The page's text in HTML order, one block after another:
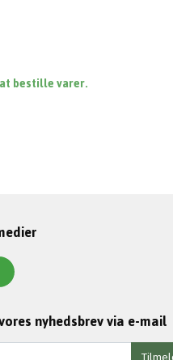
bestille varer.
nyhedsbrev via e-mail